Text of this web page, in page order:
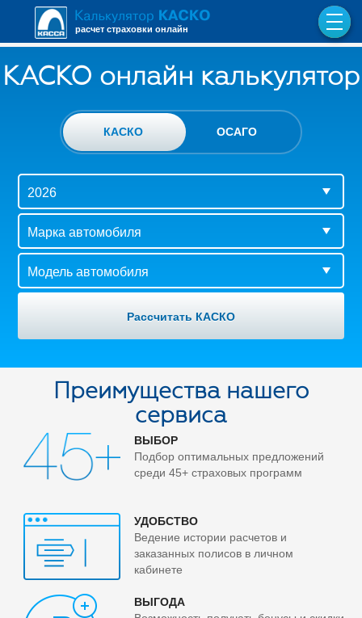
расчет страховки онлайн
КАСКО онлайн калькулятор
КАСКО ОСАГО
Преимущества нашего
сервиса
ВЫБОР
Подбор оптимальных предложений
среди 45+ страховых программ
УДОБСТВО
Ведение истории расчетов и
заказанных полисов в личном
кабинете
ВЫГОДА